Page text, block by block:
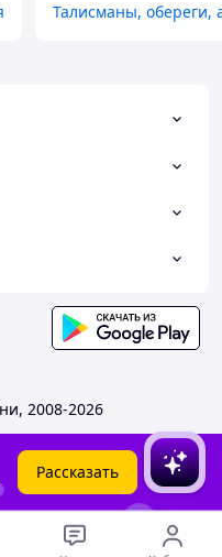
Талисманы, обереги,
2008-2026
Рассказать